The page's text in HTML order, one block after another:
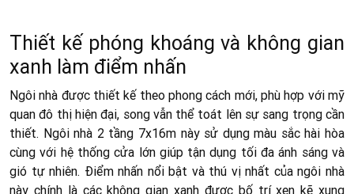
Thiết kế phóng khoáng và không gian
xanh làm điểm nhấn
Ngôi nhà được thiết kế theo phong cách mới, phù hợp với mỹ
quan đô thị hiện đại, song vẫn thể toát lên sự sang trọng cần
thiết. Ngôi nhà 2 tầng 7x16m này sử dụng màu sắc hài hòa
cùng với hệ thống cửa lớn giúp tận dụng tối đa ánh sáng và
gió tự nhiên. Điểm nhấn nổi bật và thú vị nhất của ngôi nhà
này chính là các không gian xanh được bố trí xen kẽ xung